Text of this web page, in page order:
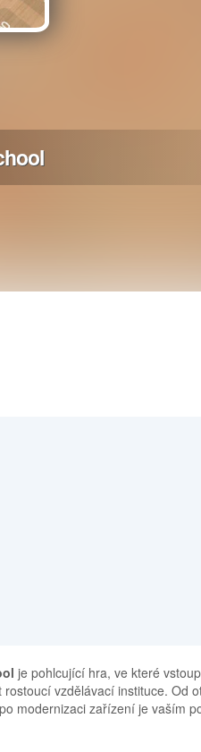
je pohlcující hra, ve které
rostoucí vzdělávací instituce. Od
modernizaci zařízení je vaším